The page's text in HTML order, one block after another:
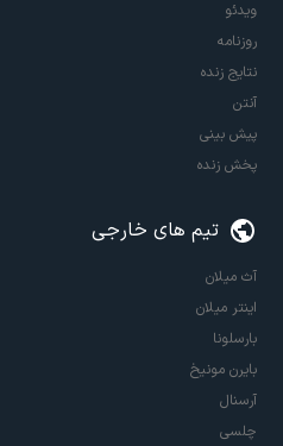
ویدئو
روزنامه
نتایج زنده
آنتن
پیش بینی
پخش زنده
تیم های خارجی
آث میلان
اینتر میلان
بارسلونا
بایرن مونیخ
آرسنال
چلسی